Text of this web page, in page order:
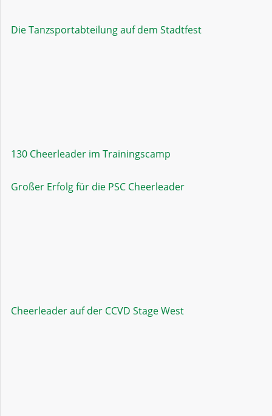
Die Tanzsportabteilung auf dem Stadtfest
130 Cheerleader im Trainingscamp
Großer Erfolg für die PSC Cheerleader
Cheerleader auf der CCVD Stage West